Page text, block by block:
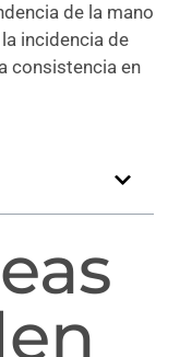
de la mano
incidencia de
consistencia en